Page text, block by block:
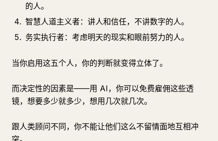
的人。
智慧人道主义者：讲人和信任，不讲数字的人。
务实执行者：考虑明天的现实和眼前努力的人。
当你启用这五个人，你的判断就变得立体了。
而决定性的因素是——用 AI，你可以免费雇佣这些透
镜，想要多少就多少，想用几次就几次。
跟人类顾问不同，你不能让他们这么不留情面地互相冲
突。